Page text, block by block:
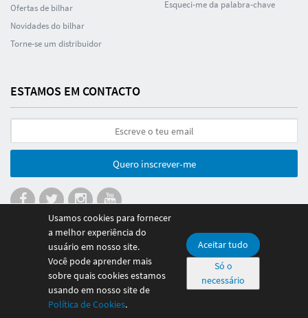
Ofertas de bilhar
Novidades do bilhar
Torne-se um distribuidor
Esqueci-me da palabra-chave
ESTAMOS EM CONTACTO
Quero inscrever-me
© 2026 Poolmania Sports S.L. CIF B86882628. Espanha
Pagamento 100% seguro
Usamos cookies para fornecer
a melhor experiência do
usuário em nosso site.
Você pode aprender mais
sobre quais cookies estamos
usando em nosso site de
Política de Cookies.
Aceitar tudo
Só o
necessário